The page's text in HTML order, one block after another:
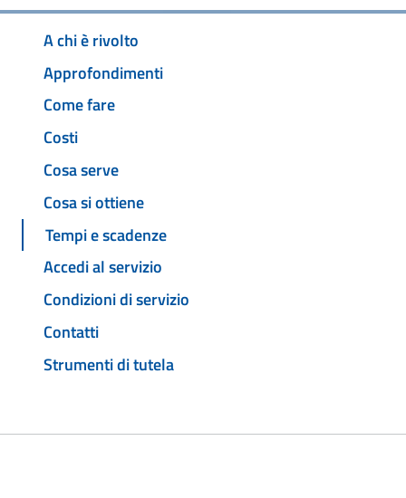
A chi è rivolto
Approfondimenti
Come fare
Costi
Cosa serve
Cosa si ottiene
Tempi e scadenze
Accedi al servizio
Condizioni di servizio
Contatti
Strumenti di tutela